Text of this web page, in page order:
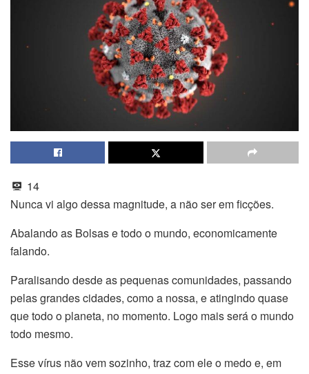
14
Nunca vi algo dessa magnitude, a não ser em ficções.
Abalando as Bolsas e todo o mundo, economicamente
falando.
Paralisando desde as pequenas comunidades, passando
pelas grandes cidades, como a nossa, e atingindo quase
que todo o planeta, no momento. Logo mais será o mundo
todo mesmo.
Esse vírus não vem sozinho, traz com ele o medo e, em